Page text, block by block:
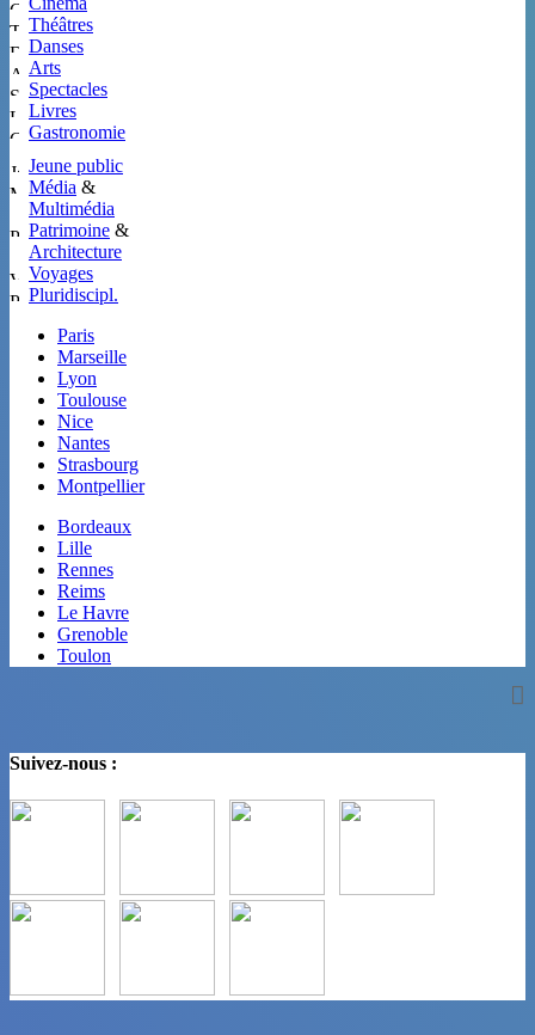
Théâtres
Danses
Arts
Spectacles
Livres
Gastronomie
Jeune public
Média &
Multimédia
Patrimoine &
Architecture
Voyages
Pluridiscipl.
Paris
Marseille
Lyon
Toulouse
Nice
Nantes
Strasbourg
Montpellier
Bordeaux
Lille
Rennes
Reims
Le Havre
Grenoble
Toulon
Suivez-nous :